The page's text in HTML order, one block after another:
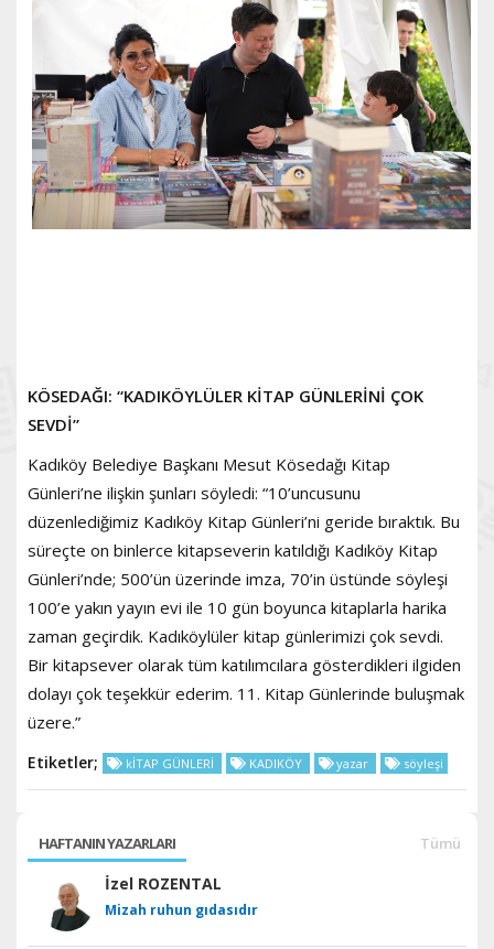
KÖSEDAĞI: “KADIKÖYLÜLER KİTAP GÜNLERİNİ ÇOK
SEVDİ”
Kadıköy Belediye Başkanı Mesut Kösedağı Kitap
Günleri’ne ilişkin şunları söyledi: “10’uncusunu
düzenlediğimiz Kadıköy Kitap Günleri’ni geride bıraktık. Bu
süreçte on binlerce kitapseverin katıldığı Kadıköy Kitap
Günleri’nde; 500’ün üzerinde imza, 70’in üstünde söyleşi
100’e yakın yayın evi ile 10 gün boyunca kitaplarla harika
zaman geçirdik. Kadıköylüler kitap günlerimizi çok sevdi.
Bir kitapsever olarak tüm katılımcılara gösterdikleri ilgiden
dolayı çok teşekkür ederim. 11. Kitap Günlerinde buluşmak
üzere.”
Etiketler; kİTAP GÜNLERİ KADIKÖY yazar söyleşi
HAFTANIN YAZARLARI Tümü
İzel ROZENTAL
Mizah ruhun gıdasıdır